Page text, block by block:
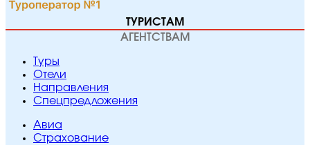
ТУРИСТАМ
АГЕНТСТВАМ
Туры
Отели
Направления
Спецпредложения
Авиа
Страхование